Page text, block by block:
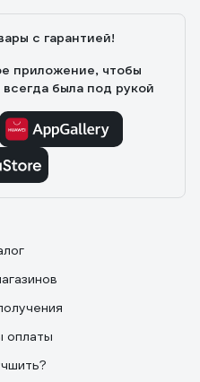
с гарантией!
приложение, чтобы
была под рукой
оплаты